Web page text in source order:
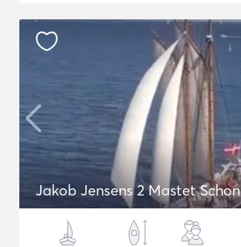
Jakob Jensens 2 Mastet